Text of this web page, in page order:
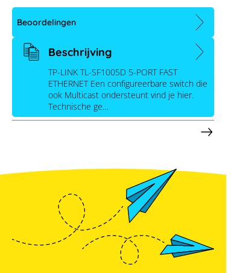
TP-Link TL-SF1005D 5-voudige
onbeheerde schakelaar
Beoordelingen
Beschrijving
TP-LINK TL-SF1005D 5-PORT FAST
ETHERNET Een configureerbare switch die
ook Multicast ondersteunt vind je hier.
Technische ge…